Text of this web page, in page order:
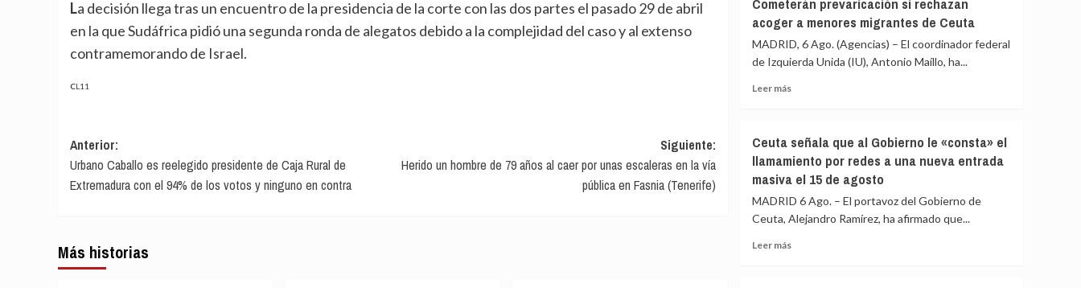
La decisión llega tras un encuentro de la presidencia de la corte con las dos partes el pasado 29 de abril
en la que Sudáfrica pidió una segunda ronda de alegatos debido a la complejidad del caso y al extenso
contramemorando de Israel.
CL11
Navegación
de
entradas
Anterior:
Urbano Caballo es reelegido presidente de Caja Rural de
Extremadura con el 94% de los votos y ninguno en contra
Siguiente:
Herido un hombre de 79 años al caer por unas escaleras en la vía
pública en Fasnia (Tenerife)
Más historias
frontera
con
más
europeos
de
Vecinos
Príncipe
cifra
los
menores
migrantes
la
barriada
acoger a menores migrantes de Ceuta
MADRID, 6 Ago. (Agencias) – El coordinador federal
de Izquierda Unida (IU), Antonio Maíllo, ha...
Leer másLeer
advierte
a
los
de
PP
Ceuta señala que al Gobierno le «consta» el
llamamiento por redes a una nueva entrada
masiva el 15 de agosto
MADRID 6 Ago. – El portavoz del Gobierno de
Ceuta, Alejandro Ramírez, ha afirmado que...
Leer másLeer